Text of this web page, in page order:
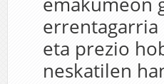
errentagarria
eta prezio
neskatilen